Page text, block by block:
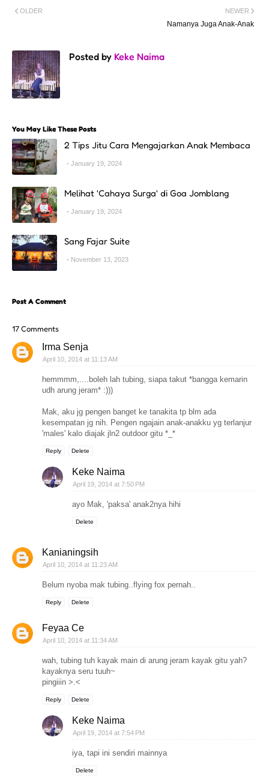
NEWER
Namanya Juga Anak-Anak
OLDER
Posted by Keke Naima
You May Like These Posts
2 Tips Jitu Cara Mengajarkan Anak Membaca
January 19, 2024
Melihat 'Cahaya Surga' di Goa Jomblang
January 19, 2024
Sang Fajar Suite
November 13, 2023
Post A Comment
17 Comments
Irma Senja
April 10, 2014 at 11:13 AM
hemmmm,....boleh lah tubing, siapa takut *bangga kemarin
udh arung jeram* :)))
Mak, aku jg pengen banget ke tanakita tp blm ada
kesempatan jg nih. Pengen ngajain anak-anakku yg terlanjur
'males' kalo diajak jln2 outdoor gitu *_*
Reply Delete
Keke Naima
April 19, 2014 at 7:50 PM
ayo Mak, 'paksa' anak2nya hihi
Delete
Kanianingsih
April 10, 2014 at 11:23 AM
Belum nyoba mak tubing..flying fox pernah..
Reply Delete
Feyaa Ce
April 10, 2014 at 11:34 AM
wah, tubing tuh kayak main di arung jeram kayak gitu yah?
kayaknya seru tuuh~
pingiiin >.<
Reply Delete
Keke Naima
April 19, 2014 at 7:54 PM
iya, tapi ini sendiri mainnya
Delete